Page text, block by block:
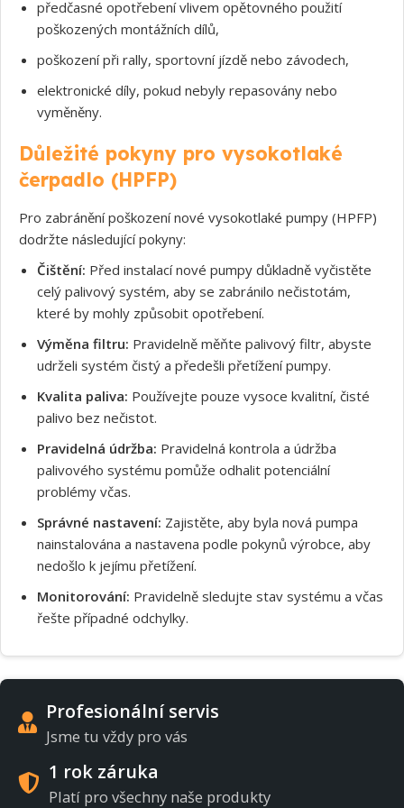
předčasné opotřebení vlivem opětovného použití
poškozených montážních dílů,
poškození při rally, sportovní jízdě nebo závodech,
elektronické díly, pokud nebyly repasovány nebo
vyměněny.
Důležité pokyny pro vysokotlaké
čerpadlo (HPFP)
Pro zabránění poškození nové vysokotlaké pumpy (HPFP)
dodržte následující pokyny:
Čištění: Před instalací nové pumpy důkladně vyčistěte
celý palivový systém, aby se zabránilo nečistotám,
které by mohly způsobit opotřebení.
Výměna filtru: Pravidelně měňte palivový filtr, abyste
udrželi systém čistý a předešli přetížení pumpy.
Kvalita paliva: Používejte pouze vysoce kvalitní, čisté
palivo bez nečistot.
Pravidelná údržba: Pravidelná kontrola a údržba
palivového systému pomůže odhalit potenciální
problémy včas.
Správné nastavení: Zajistěte, aby byla nová pumpa
nainstalována a nastavena podle pokynů výrobce, aby
nedošlo k jejímu přetížení.
Monitorování: Pravidelně sledujte stav systému a včas
řešte případné odchylky.
Profesionální servis
Jsme tu vždy pro vás
1 rok záruka
Platí pro všechny naše produkty
Souhlasím s GDPR